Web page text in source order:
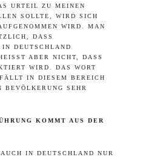
URTEIL ZU MEINEN
SOLLTE, WIRD SICH
WIRD. MAN
DASS P
DEUTSCHLAND E
ABER NICHT, DASS SI
WIRD. DAS WORT „L
IN DIESEM BEREICH DE
SEHR HÄ
KOMMT AUS DER
IN DEUTSCHLAND NUR